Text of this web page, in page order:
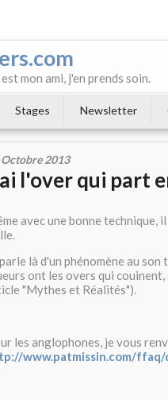
mon ami, j'en prends soin.
Stages Newsletter
Octobre 2013
l'over qui part
avec une bonne
parle là d'un phénomène au
ont les overs qui
"Mythes et Réalités").
les anglophones, je vous
www.patmissin.com/ffaq/